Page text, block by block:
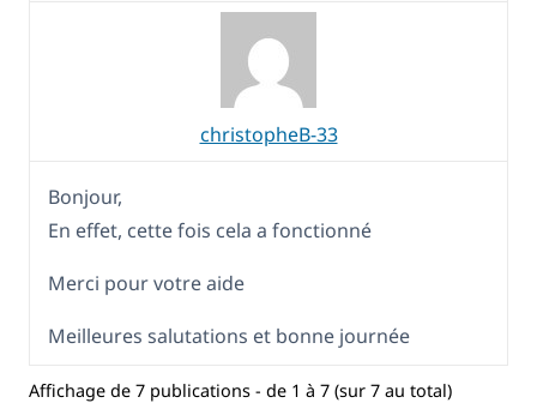
christopheB-33
Bonjour,
En effet, cette fois cela a fonctionné
Merci pour votre aide
Meilleures salutations et bonne journée
Affichage de 7 publications - de 1 à 7 (sur 7 au total)